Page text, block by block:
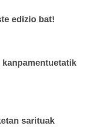
edizio bat!
sarituak